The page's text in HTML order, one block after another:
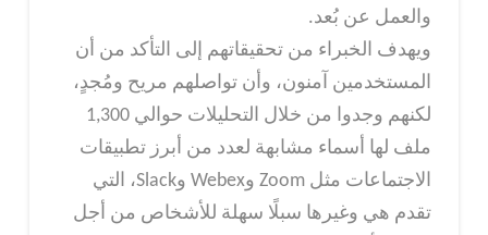
والعمل عن بُعد.
ويهدف الخبراء من تحقيقاتهم إلى التأكد من أن
المستخدمين آمنون، وأن تواصلهم مريح ومُجدٍ،
لكنهم وجدوا من خلال التحليلات حوالي 1,300
ملف لها أسماء مشابهة لعدد من أبرز تطبيقات
الاجتماعات مثل Zoom وWebex وSlack، التي
تقدم هي وغيرها سبلًا سهلة للأشخاص من أجل